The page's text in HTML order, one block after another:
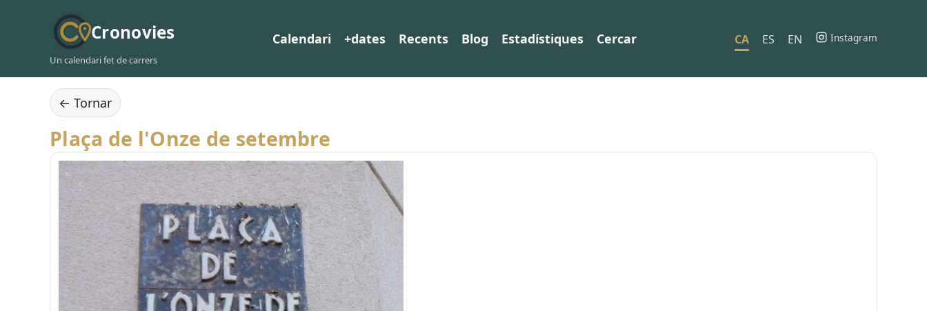
Cronovies
Un calendari fet de carrers
Calendari +dates Recents Blog Estadístiques Cercar CA ES EN Instagram
← Tornar
Plaça de l'Onze de setembre